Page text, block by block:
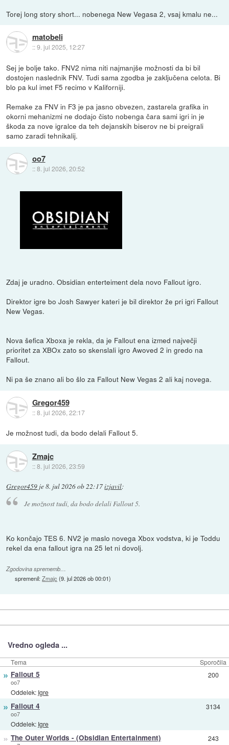
Torej long story short... nobenega New Vegasa 2, vsaj kmalu ne...
matobeli
::9. jul 2025, 12:27
Sej je bolje tako. FNV2 nima niti najmanjše možnosti da bi bil
dostojen naslednik FNV. Tudi sama zgodba je zaključena celota. Bi
blo pa kul imet F5 recimo v Kaliforniji.
Remake za FNV in F3 je pa jasno obvezen, zastarela grafika in
okorni mehanizmi ne dodajo čisto nobenga čara sami igri in je
škoda za nove igralce da teh dejanskih biserov ne bi preigrali
samo zaradi tehnikalij.
oo7
::8. jul 2026, 20:52
Zdaj je uradno. Obsidian enterteiment dela novo Fallout igro.
Direktor igre bo Josh Sawyer kateri je bil direktor že pri igri Fallout
New Vegas.
Nova šefica Xboxa je rekla, da je Fallout ena izmed največji
prioritet za XBOx zato so skenslali igro Awoved 2 in gredo na
Fallout.
Ni pa še znano ali bo šlo za Fallout New Vegas 2 ali kaj novega.
Gregor459
::8. jul 2026, 22:17
Je možnost tudi, da bodo delali Fallout 5.
Zmajc
::8. jul 2026, 23:59
Gregor459 je8. jul 2026 ob 22:17izjavil:
Je možnost tudi, da bodo delali Fallout 5.
Ko končajo TES 6. NV2 je maslo novega Xbox vodstva, ki je Toddu
rekel da ena fallout igra na 25 let ni dovolj.
Zgodovina sprememb…
spremenil:Zmajc (9. jul 2026 ob 00:01)
Vredno ogleda ...
Tema Sporočila
» Fallout 5
oo7
Oddelek: Igre
200
» Fallout 4
oo7
Oddelek: Igre
3134
» The Outer Worlds - (Obsidian Entertainment) 243